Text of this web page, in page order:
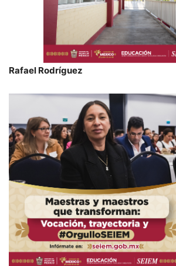
Rafael Rodríguez